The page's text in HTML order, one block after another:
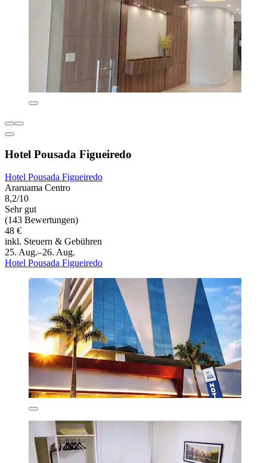
Hotel Pousada Figueiredo
Hotel Pousada Figueiredo
Araruama Centro
8,2/10
Sehr gut
(143 Bewertungen)
48 €
inkl. Steuern & Gebühren
25. Aug.–26. Aug.
Hotel Pousada Figueiredo